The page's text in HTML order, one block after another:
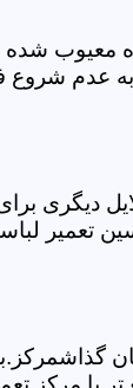
شده
به عدم
دیگری
تعمیر